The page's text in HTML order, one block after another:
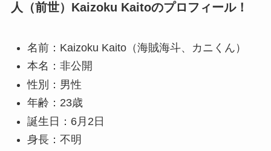
人（前世）Kaizoku Kaitoのプロフィール！
名前：Kaizoku Kaito（海賊海斗、カニくん）
本名：非公開
性別：男性
年齢：23歳
誕生日：6月2日
身長：不明